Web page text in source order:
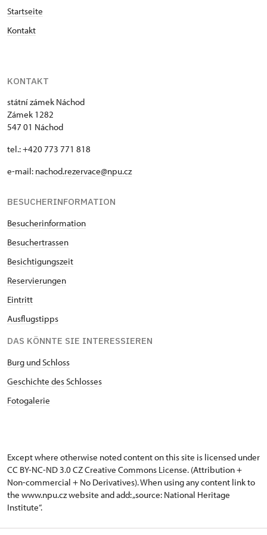
der sogenannten Chrastina ist weniger verziert.
Startseite
Kontakt
KONTAKT
státní zámek Náchod
Zámek 1282
547 01 Náchod
tel.: +420 773 771 818
e-mail: nachod.rezervace@npu.cz
BESUCHERINFORMATION
Besucherinformation
Besuchertrassen
Besichtigungszeit
Reservierungen
Eintritt
Ausflugstipps
DAS KÖNNTE SIE INTERESSIEREN
Burg und Schloss
Geschichte des Schlosses
Fotogalerie
Except where otherwise noted content on this site is licensed under
CC BY-NC-ND 3.0 CZCreative Commons License. (Attribution +
Non-commercial + No Derivatives). When using any content link to
the www.npu.cz website and add: „source: National Heritage
Institute“.